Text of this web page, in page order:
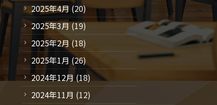
2025年4月 (20)
2025年3月(19)
2025年2月 (18)
2025年1月 (26)
2024年12月 (18)
2024年11月 (12)